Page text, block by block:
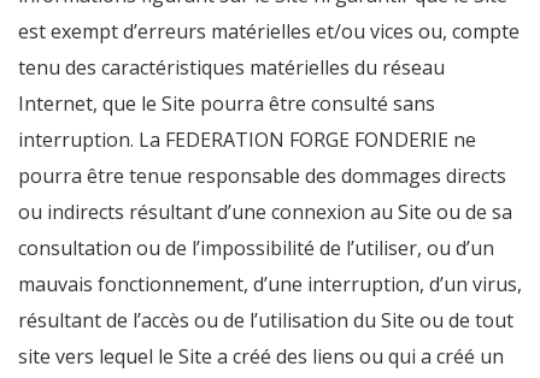
est exempt d’erreurs matérielles et/ou vices ou, compte
tenu des caractéristiques matérielles du réseau
Internet, que le Site pourra être consulté sans
interruption. La FEDERATION FORGE FONDERIE ne
pourra être tenue responsable des dommages directs
ou indirects résultant d’une connexion au Site ou de sa
consultation ou de l’impossibilité de l’utiliser, ou d’un
mauvais fonctionnement, d’une interruption, d’un virus,
résultant de l’accès ou de l’utilisation du Site ou de tout
site vers lequel le Site a créé des liens ou qui a créé un